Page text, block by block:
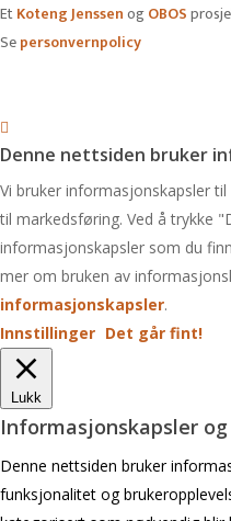
EtKoteng JenssenogOBOS
Sepersonvernpolicy
Denne nettsiden bruker
Vi bruker informasjonskapsler
til markedsføring. Ved å trykke
informasjonskapsler som du
mer om bruken av
informasjonskapsler.
Innstillinger Det går fint!
Lukk
Informasjonskapsler
Denne nettsiden bruker
funksjonalitet og